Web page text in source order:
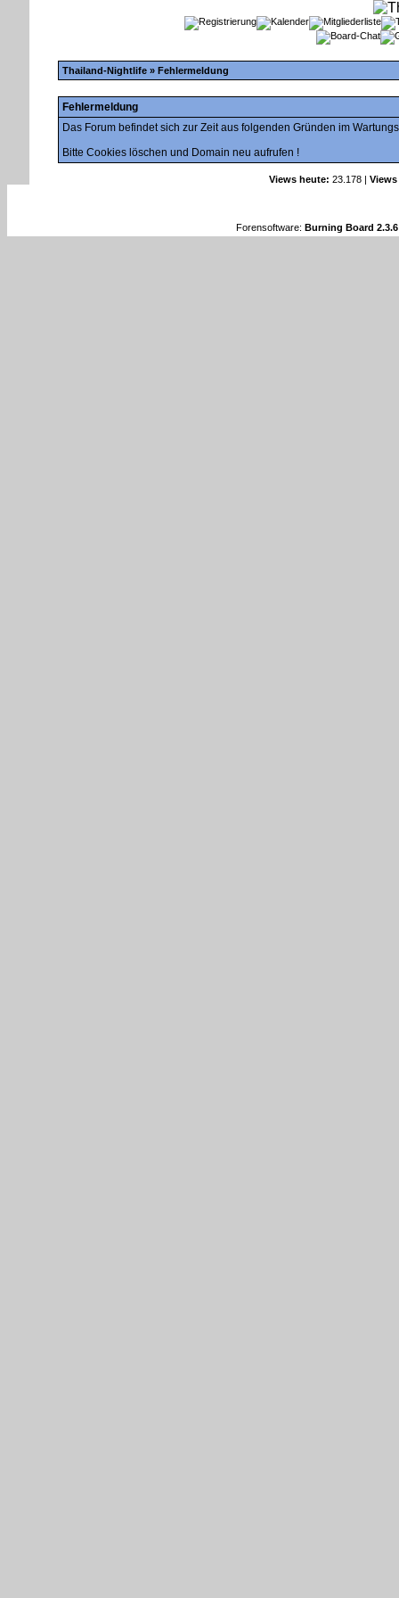
Thailand-Nightlife » Fehlermeldung
Fehlermeldung
Das Forum befindet sich zur Zeit aus folgenden Gründen im
Bitte Cookies löschen und Domain neu aufrufen !
Views heute: 23.178 |
Forensoftware: Burning Board 2.3.6